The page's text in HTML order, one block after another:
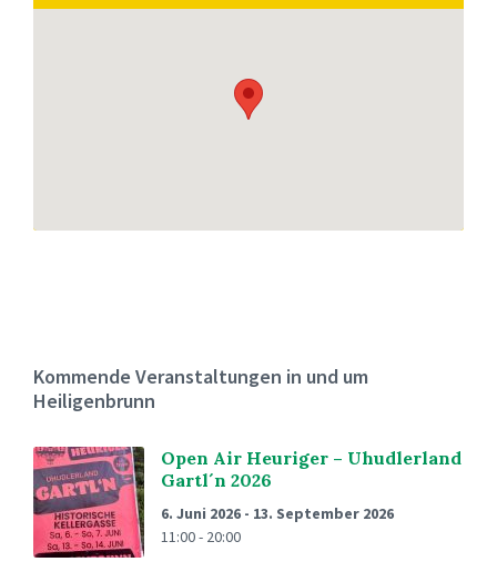
Kommende Veranstaltungen in und um
Heiligenbrunn
Open Air Heuriger – Uhudlerland
Gartl´n 2026
6. Juni 2026 - 13. September 2026
11:00 - 20:00